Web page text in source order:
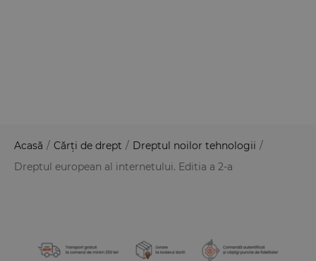
Acasă / Cărți de drept / Dreptul noilor tehnologii /
Dreptul european al internetului. Editia a 2-a